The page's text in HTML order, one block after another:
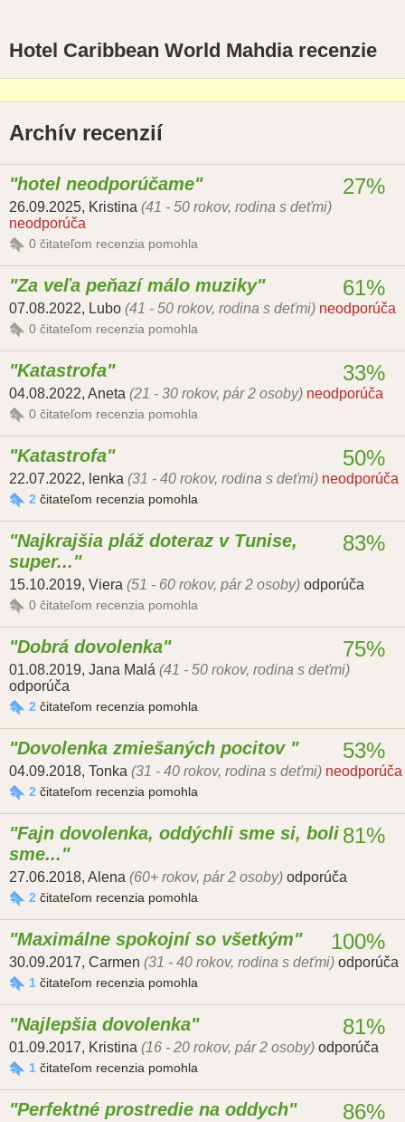
Hotel Caribbean World Mahdia recenzie
Archív recenzií
hotel neodporúčame
26.09.2025, Kristina (41 - 50 rokov, rodina s deťmi)
neodporúča
0 čitateľom recenzia pomohla
27%
Za veľa peňazí málo muziky
07.08.2022, Lubo (41 - 50 rokov, rodina s deťmi) neodporúča
0 čitateľom recenzia pomohla
61%
Katastrofa
04.08.2022, Aneta (21 - 30 rokov, pár 2 osoby) neodporúča
0 čitateľom recenzia pomohla
33%
Katastrofa
22.07.2022, lenka (31 - 40 rokov, rodina s deťmi) neodporúča
2 čitateľom recenzia pomohla
50%
Najkrajšia pláž doteraz v Tunise,
super...
15.10.2019, Viera (51 - 60 rokov, pár 2 osoby) odporúča
0 čitateľom recenzia pomohla
83%
Dobrá dovolenka
01.08.2019, Jana Malá (41 - 50 rokov, rodina s deťmi)
odporúča
2 čitateľom recenzia pomohla
75%
Dovolenka zmiešaných pocitov
04.09.2018, Tonka (31 - 40 rokov, rodina s deťmi) neodporúča
2 čitateľom recenzia pomohla
53%
Fajn dovolenka, oddýchli sme si, boli
sme...
27.06.2018, Alena (60+ rokov, pár 2 osoby) odporúča
2 čitateľom recenzia pomohla
81%
Maximálne spokojní so všetkým
30.09.2017, Carmen (31 - 40 rokov, rodina s deťmi) odporúča
1 čitateľom recenzia pomohla
100%
Najlepšia dovolenka
01.09.2017, Kristina (16 - 20 rokov, pár 2 osoby) odporúča
1 čitateľom recenzia pomohla
81%
Perfektné prostredie na oddych 86%